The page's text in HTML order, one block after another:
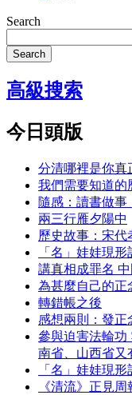
Search
Search
高級搜索
今日頭版
分清哪裡是你真
我們需要知道的
隨感：讀書做事
兩三行雁夕陽中
歷史故事：宋代
「名」娃娃現形
講真相成罪名
為甚麼自己的正
轉錯帳之後
感想兩則：發正
參與迫害法輪功
南省、山西省又
「名」娃娃現形
《清流》正見周